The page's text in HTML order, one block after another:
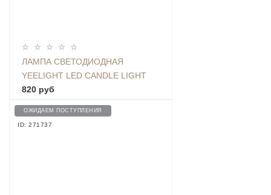
ЛАМПА СВЕТОДИОДНАЯ
YEELIGHT LED CANDLE LIGHT
BULB MESH (YLDP09YL), E14,
3.5ВТ
820 руб
ОЖИДАЕМ ПОСТУПЛЕНИЯ
ID: 271737